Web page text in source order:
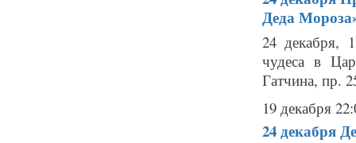
Деда
24 декабря,
чудеса в
Гатчина, пр.
19 декабря
24 декабря